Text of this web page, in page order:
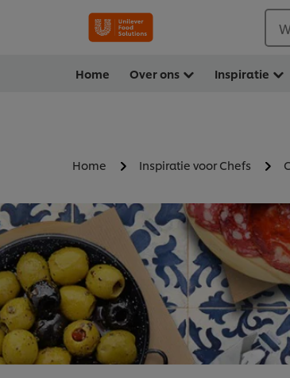
Home Over ons Inspiratie
Home Inspiratie voor Chefs